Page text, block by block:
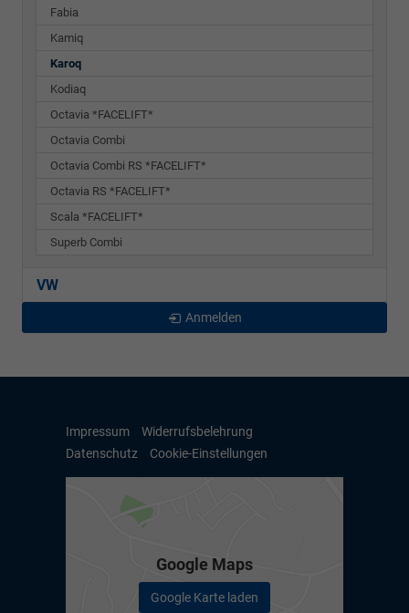
Fabia
Kamiq
Karoq
Kodiaq
Octavia *FACELIFT*
Octavia Combi
Octavia Combi RS *FACELIFT*
Octavia RS *FACELIFT*
Scala *FACELIFT*
Superb Combi
VW
Anmelden
Impressum
Widerrufsbelehrung
Datenschutz
Cookie-Einstellungen
Google Maps
Google Karte laden